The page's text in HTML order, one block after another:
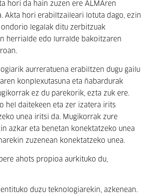
hori da hain zuzen ere ALMAren
Akta hori erabiltzaileari lotuta dago, ezin
legalak ditu zerbitzuak
herrialde edo lurralde bakoitzaren
aurreratuena erabiltzen dugu gailu
konplexutasuna eta ñabardurak
ez du parekorik, ezta zuk ere.
hel daitekeen eta zer izatera irits
unea iritsi da. Mugikorrak zure
azkar eta benetan konektatzeko unea
zuzenean konektatzeko unea.
ahots propioa aurkituko du,
duzu teknologiarekin, azkenean.